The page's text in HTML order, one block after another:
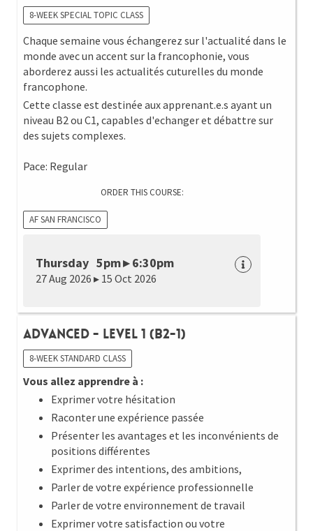
8-WEEK SPECIAL TOPIC CLASS
Chaque semaine vous échangerez sur l'actualité dans le
monde avec un accent sur la francophonie, vous
aborderez aussi les actualités cuturelles du monde
francophone.
Cette classe est destinée aux apprenant.e.s ayant un
niveau B2 ou C1, capables d'echanger et débattre sur
des sujets complexes.
Pace: Regular
ORDER THIS COURSE:
AF SAN FRANCISCO
Thursday 5pm ▸ 6:30pm
27 Aug 2026 ▸ 15 Oct 2026
Advanced - Level 1 (B2-1)
8-WEEK STANDARD CLASS
Vous allez apprendre à :
Exprimer votre hésitation
Raconter une expérience passée
Présenter les avantages et les inconvénients de
positions différentes
Exprimer des intentions, des ambitions,
Parler de votre expérience professionnelle
Parler de votre environnement de travail
Exprimer votre satisfaction ou votre